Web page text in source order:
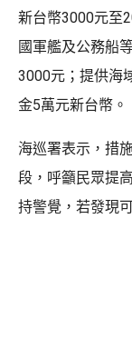
新台幣3000元至
國軍艦及公務船
3000元；提供海
金5萬元新台幣。
海巡署表示，措
段，呼籲民眾提
持警覺，若發現